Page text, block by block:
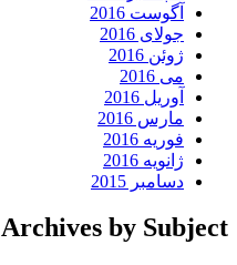
آگوست 2016
جولای 2016
ژوئن 2016
می 2016
آوریل 2016
مارس 2016
فوریه 2016
ژانویه 2016
دسامبر 2015
Archives by Subject: